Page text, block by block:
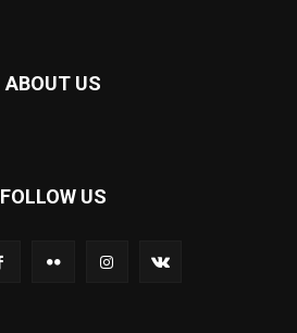
ABOUT US
FOLLOW US